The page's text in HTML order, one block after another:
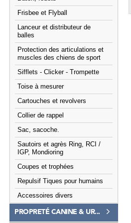
Frisbee et Flyball
Lanceur et distributeur de
balles
Protection des articulations et
muscles des chiens de sport
Sifflets - Clicker - Trompette
Toise à mesurer
Cartouches et revolvers
Collier de rappel
Sac, sacoche.
Sautoirs et agrès Ring, RCI /
IGP, Mondioring
Coupes et trophées
Repulsif Tiques pour humains
Accessoires divers
PROPRETÉ CANINE & UR...